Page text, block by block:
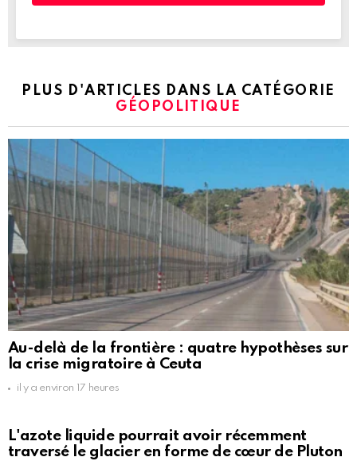
PLUS D'ARTICLES DANS LA CATÉGORIE
GÉOPOLITIQUE
Au-delà de la frontière : quatre hypothèses sur
la crise migratoire à Ceuta
il y a environ 17 heures
L'azote liquide pourrait avoir récemment
traversé le glacier en forme de cœur de Pluton